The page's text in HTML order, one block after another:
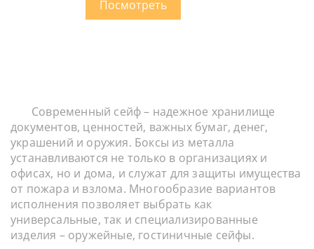
Современный сейф – надежное хранилище
документов, ценностей, важных бумаг, денег,
украшений и оружия. Боксы из металла
устанавливаются не только в организациях и
офисах, но и дома, и служат для защиты имущества
от пожара и взлома. Многообразие вариантов
исполнения позволяет выбрать как
универсальные, так и специализированные
изделия – оружейные, гостиничные сейфы.